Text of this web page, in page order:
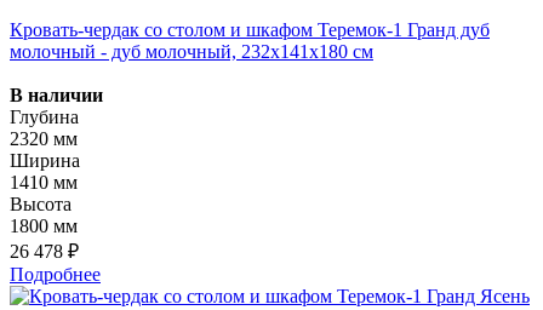
Кровать-чердак со столом и шкафом Теремок-1 Гранд дуб
молочный - дуб молочный, 232х141х180 см
В наличии
Глубина
2320 мм
Ширина
1410 мм
Высота
1800 мм
26 478 ₽
Подробнее